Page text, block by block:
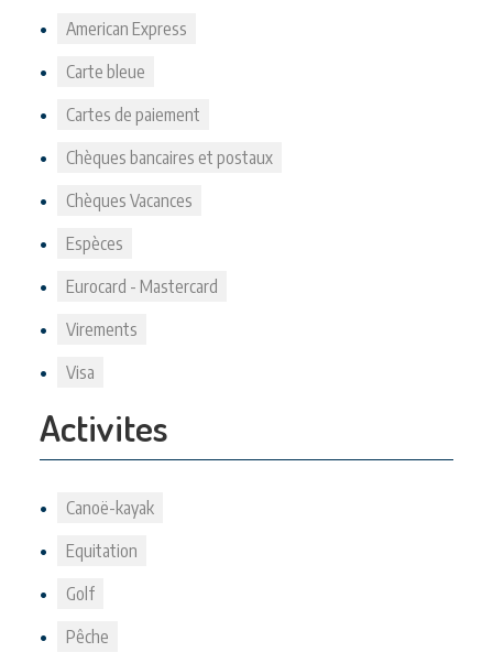
American Express
Carte bleue
Cartes de paiement
Chèques bancaires et postaux
Chèques Vacances
Espèces
Eurocard - Mastercard
Virements
Visa
Activites
Canoë-kayak
Equitation
Golf
Pêche